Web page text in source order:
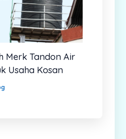
Merk Tandon Air
Usaha Kosan